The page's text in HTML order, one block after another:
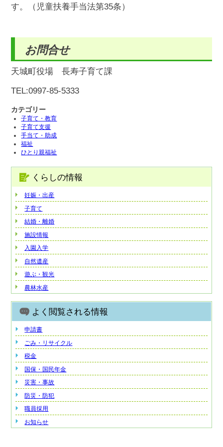
す。（児童扶養手当法第35条）
お問合せ
天城町役場 長寿子育て課
TEL:0997-85-5333
カテゴリー
子育て・教育
子育て支援
手当て・助成
福祉
ひとり親福祉
くらしの情報
妊娠・出産
子育て
結婚・離婚
施設情報
入園入学
自然遺産
遊ぶ・観光
農林水産
よく閲覧される情報
申請書
ごみ・リサイクル
税金
国保・国民年金
災害・事故
防災・防犯
職員採用
お知らせ